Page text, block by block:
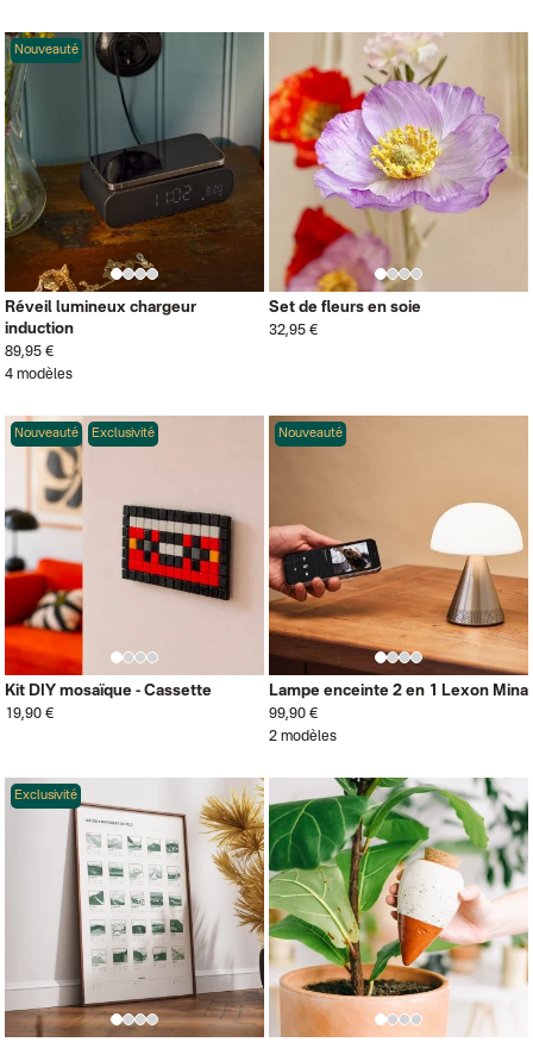
Nouveauté
Réveil lumineux chargeur
induction
89,95 €
4 modèles
Set de fleurs en soie
32,95 €
Nouveauté Exclusivité
Kit DIY mosaïque - Cassette
19,90 €
Nouveauté
Lampe enceinte 2 en 1 Lexon Mina
99,90 €
2 modèles
Exclusivité